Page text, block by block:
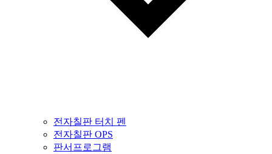
전자칠판 터치 펜
전자칠판 OPS
판서프로그램